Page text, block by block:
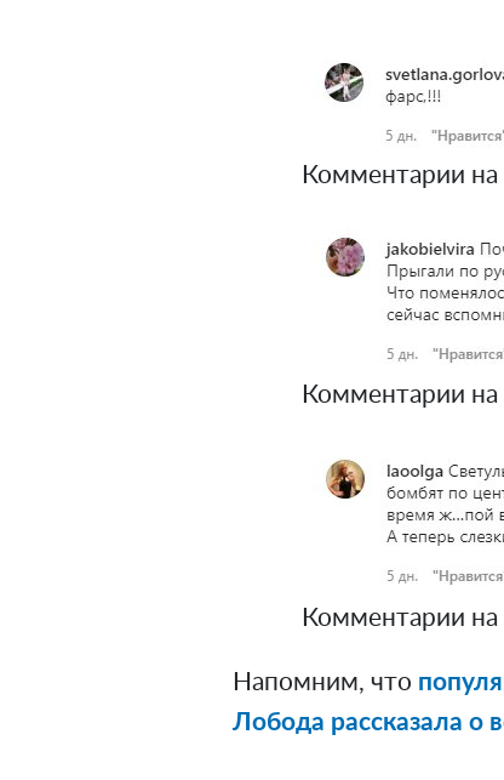
Комментарии
Комментарии
Комментарии
Напомним, что
Лобода рассказала о